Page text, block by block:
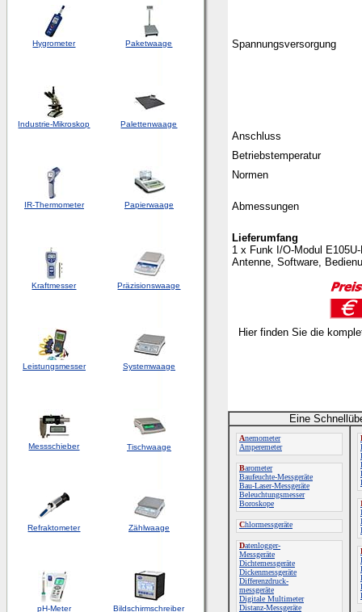
Hygrometer Paketwaage
Industrie-Mikroskop Palettenwaage
IR-Thermometer Papierwaage
Kraftmesser Präzisionswaage
Leistungsmesser Systemwaage
Messschieber Tischwaage
Refraktometer Zählwaage
pH-Meter Bildschirmschreiber
Spannungsversorgung
Anschluss
Betriebstemperatur
Normen
Abmessungen
Lieferumfang
1 x Funk I/O-Modul
Antenne, Software,
Hier finden Sie die
Eine
Anemometer
Amperemeter
Barometer
Baufeuchte-Messgeräte
Bau-Laser-Messgeräte
Beleuchtungsmesser
Boroskope
Chlormessgeräte
Datenlogger-
Messgeräte
Dichtemessgeräte
Dickenmessgeräte
Differenzdruck-
messgeräte
Digitale Multimeter
Distanz-Messgeräte